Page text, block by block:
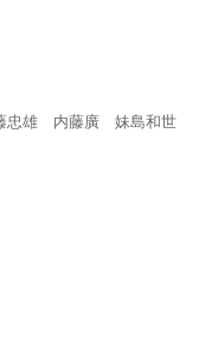
忠雄 内藤廣 妹島和世